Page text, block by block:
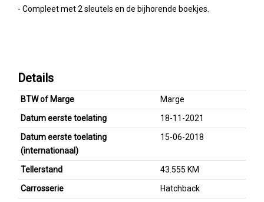
- Compleet met 2 sleutels en de bijhorende boekjes.
Details
BTW of Marge
Marge
Datum eerste toelating
18-11-2021
Datum eerste toelating
(internationaal)
15-06-2018
Tellerstand
43.555 KM
Carrosserie
Hatchback